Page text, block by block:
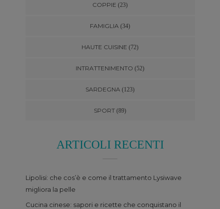
COPPIE (23)
FAMIGLIA (34)
HAUTE CUISINE (72)
INTRATTENIMENTO (52)
SARDEGNA (123)
SPORT (89)
ARTICOLI RECENTI
Lipolisi: che cos’è e come il trattamento Lysiwave
migliora la pelle
Cucina cinese: sapori e ricette che conquistano il